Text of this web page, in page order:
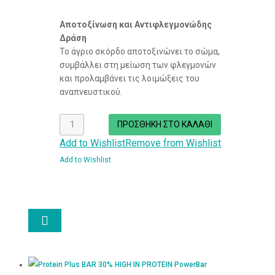
Αποτοξίνωση και Αντιφλεγμονώδης
Δράση
Το άγριο σκόρδο αποτοξινώνει το σώμα,
συμβάλλει στη μείωση των φλεγμονών
και προλαμβάνει τις λοιμώξεις του
αναπνευστικού.
Κάψουλες
Άγριο
ΠΡΟΣΘΉΚΗ ΣΤΟ ΚΑΛΆΘΙ
Add to WishlistRemove from Wishlist
Add to Wishlist
